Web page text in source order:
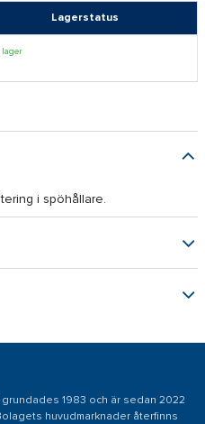
Lagerstatus
lager
i spöhållare.
1983 och är sedan 2022
huvudmarknader återfinns